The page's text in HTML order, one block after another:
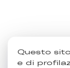
Questo
e di